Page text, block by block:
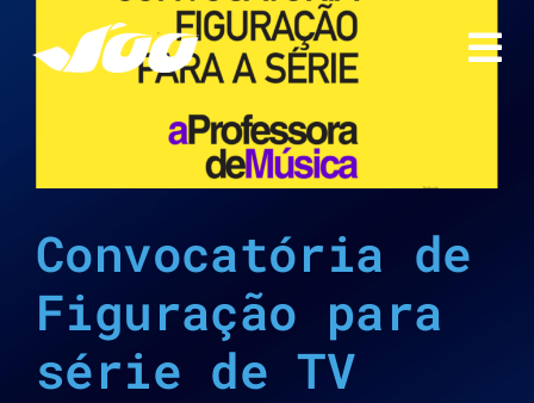
para
Convocatória de
Figuração para
série de TV